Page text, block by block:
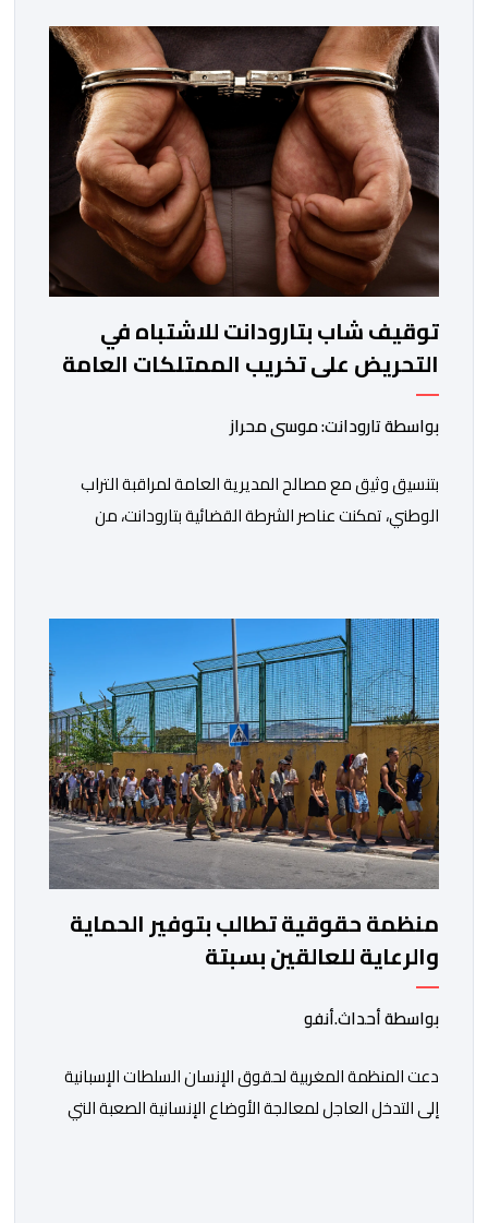
15 غشت الجاري. وعرفت المناطق الشمالية خلال الساعات
الأخيرة انتشارا أمنيا مكثفا، خاصة بالمحاور الطرقية المؤدية
إلى الفنيدق، حيث جرى تعزيز الدوريات وإقامة […]
توقيف شاب بتارودانت للاشتباه في
التحريض على تخريب الممتلكات العامة
بواسطة تارودانت: موسى محراز
بتنسيق وثيق مع مصالح المديرية العامة لمراقبة التراب
الوطني، تمكنت عناصر الشرطة القضائية بتارودانت، من
خلفية دعوات للاحتجاج جرى تداولها عبر مواقع التواصل
المعطيات المتوفرة، جاء توقيف المعني بالأمر […]
منظمة حقوقية تطالب بتوفير الحماية
والرعاية للعالقين بسبتة
بواسطة أحداث.أنفو
دعت المنظمة المغربية لحقوق الإنسان السلطات الإسبانية
إلى التدخل العاجل لمعالجة الأوضاع الإنسانية الصعبة التي